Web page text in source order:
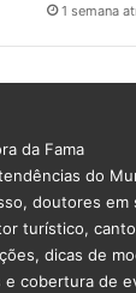
1 semana
da Fama
do
doutores em
turístico,
dicas de
e cobertura de